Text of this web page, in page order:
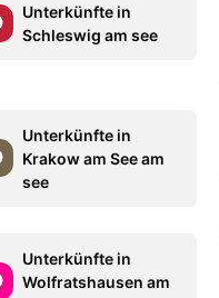
Unterkünfte in
Schleswig am see
Unterkünfte in
Krakow am See am
see
Unterkünfte in
Wolfratshausen am